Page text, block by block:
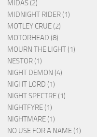
MIDAS (2)
MIDNIGHT RIDER (1)
MOTLEY CRUE (2)
MOTORHEAD (8)
MOURN THE LIGHT (1)
NESTOR (1)
NIGHT DEMON (4)
NIGHT LORD (1)
NIGHT SPECTRE (1)
NIGHTFYRE (1)
NIGHTMARE (1)
NO USE FOR A NAME (1)